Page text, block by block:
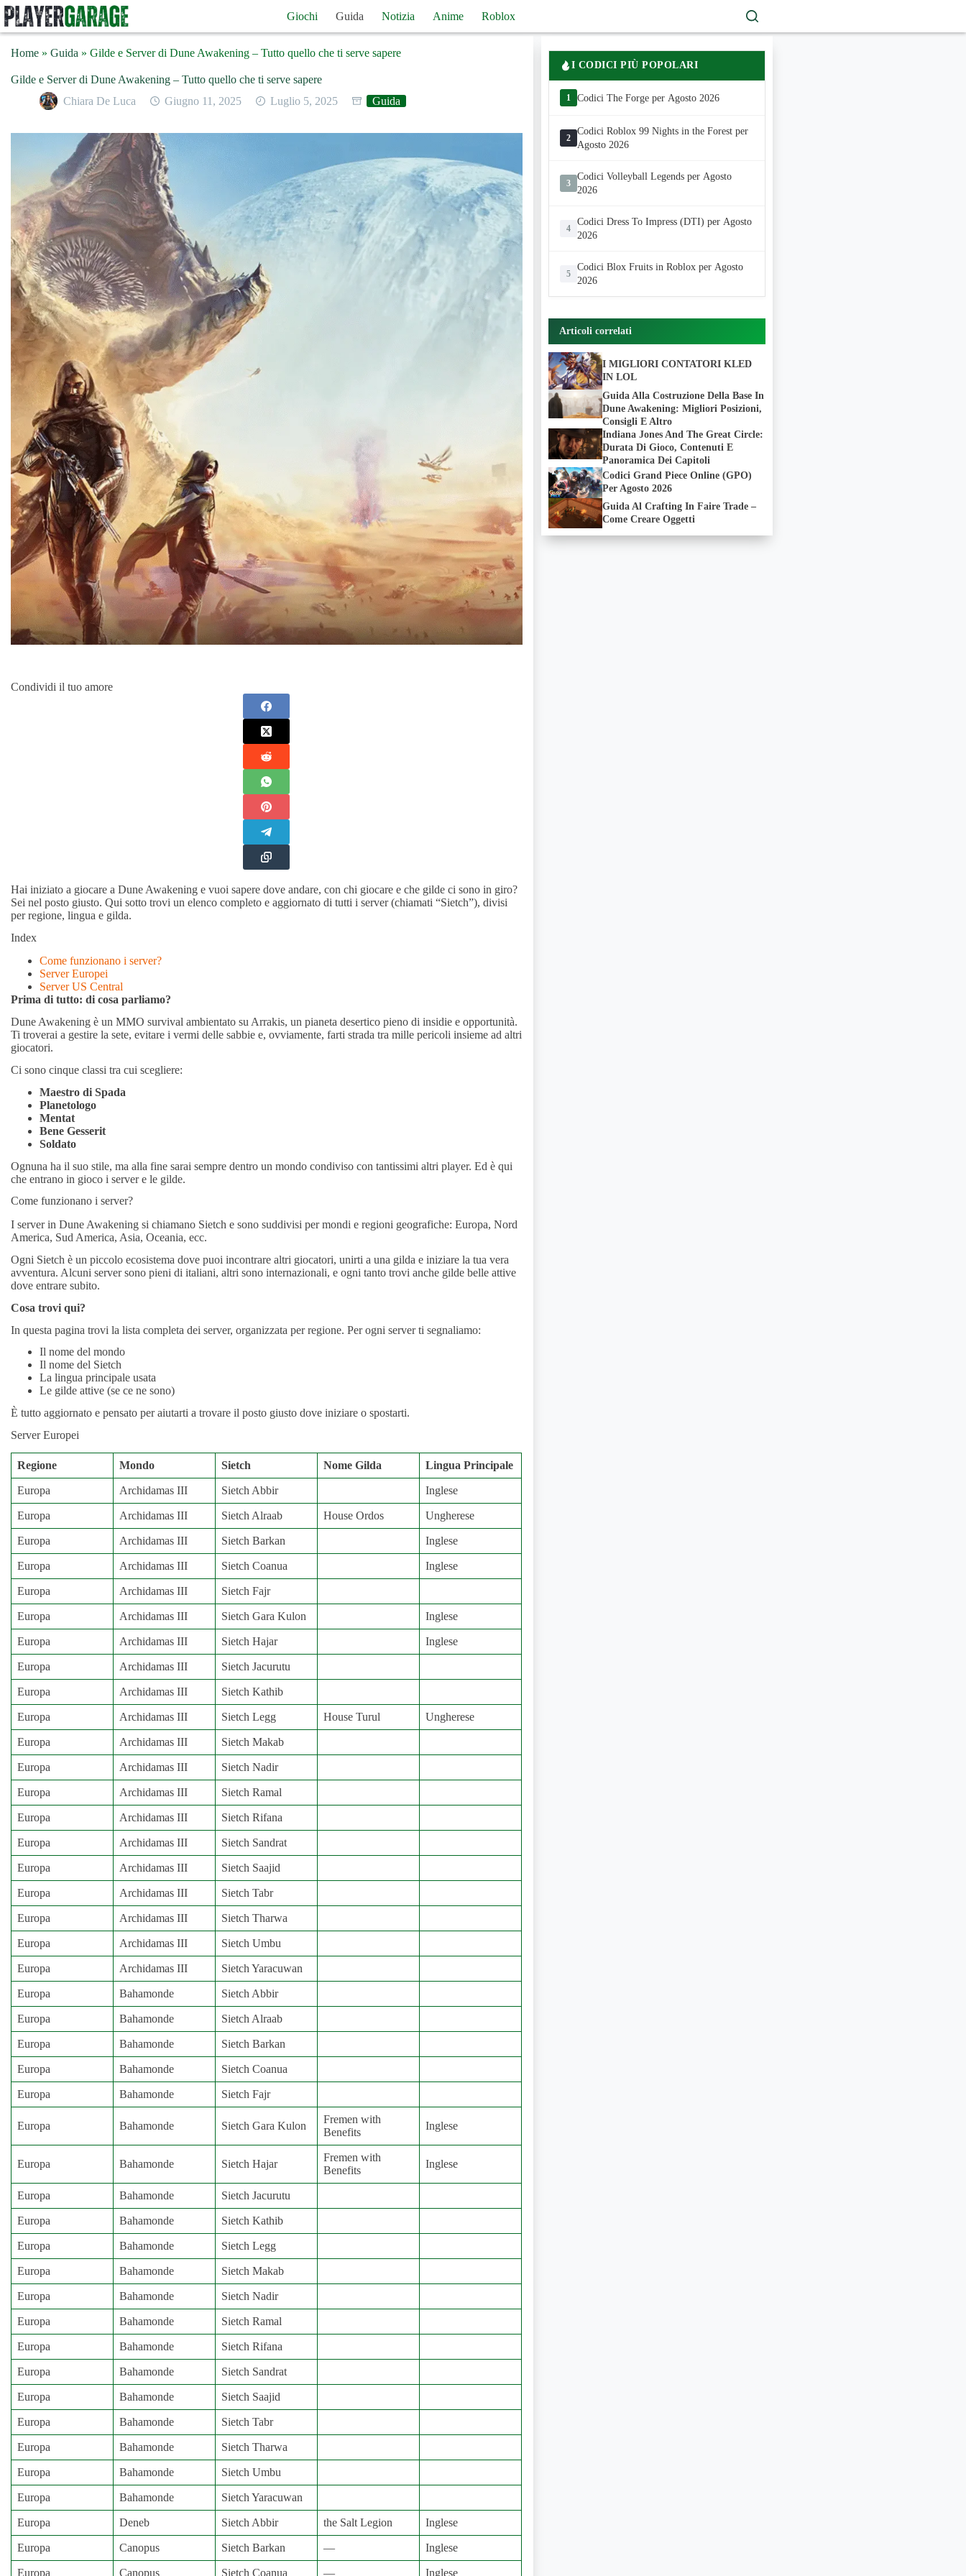
Salta
al
contenuto
Giochi Guida Notizia Anime Roblox
Home » Guida » Gilde e Server di Dune Awakening – Tutto quello che ti serve sapere
Gilde e Server di Dune Awakening – Tutto quello che ti serve sapere
Chiara De Luca
Giugno 11, 2025 Luglio 5, 2025 Guida
Condividi il tuo amore
Hai iniziato a giocare a Dune Awakening e vuoi sapere dove andare, con chi giocare e che gilde ci sono in giro?
Sei nel posto giusto. Qui sotto trovi un elenco completo e aggiornato di tutti i server (chiamati “Sietch”), divisi
per regione, lingua e gilda.
Index
Come funzionano i server?
Server Europei
Server US Central
Prima di tutto: di cosa parliamo?
Dune Awakening è un MMO survival ambientato su Arrakis, un pianeta desertico pieno di insidie e opportunità.
Ti troverai a gestire la sete, evitare i vermi delle sabbie e, ovviamente, farti strada tra mille pericoli insieme ad altri
giocatori.
Ci sono cinque classi tra cui scegliere:
Maestro di Spada
Planetologo
Mentat
Bene Gesserit
Soldato
Ognuna ha il suo stile, ma alla fine sarai sempre dentro un mondo condiviso con tantissimi altri player. Ed è qui
che entrano in gioco i server e le gilde.
Come funzionano i server?
I server in Dune Awakening si chiamano Sietch e sono suddivisi per mondi e regioni geografiche: Europa, Nord
America, Sud America, Asia, Oceania, ecc.
Ogni Sietch è un piccolo ecosistema dove puoi incontrare altri giocatori, unirti a una gilda e iniziare la tua vera
avventura. Alcuni server sono pieni di italiani, altri sono internazionali, e ogni tanto trovi anche gilde belle attive
dove entrare subito.
Cosa trovi qui?
In questa pagina trovi la lista completa dei server, organizzata per regione. Per ogni server ti segnaliamo:
Il nome del mondo
Il nome del Sietch
La lingua principale usata
Le gilde attive (se ce ne sono)
È tutto aggiornato e pensato per aiutarti a trovare il posto giusto dove iniziare o spostarti.
Server Europei
Regione Mondo Sietch Nome Gilda Lingua Principale
Europa Archidamas III Sietch Abbir Inglese
Europa Archidamas III Sietch Alraab House Ordos Ungherese
Europa Archidamas III Sietch Barkan Inglese
Europa Archidamas III Sietch Coanua Inglese
Europa Archidamas III Sietch Fajr
Europa Archidamas III Sietch Gara Kulon Inglese
Europa Archidamas III Sietch Hajar Inglese
Europa Archidamas III Sietch Jacurutu
Europa Archidamas III Sietch Kathib
Europa Archidamas III Sietch Legg House Turul Ungherese
Europa Archidamas III Sietch Makab
Europa Archidamas III Sietch Nadir
Europa Archidamas III Sietch Ramal
Europa Archidamas III Sietch Rifana
Europa Archidamas III Sietch Sandrat
Europa Archidamas III Sietch Saajid
Europa Archidamas III Sietch Tabr
Europa Archidamas III Sietch Tharwa
Europa Archidamas III Sietch Umbu
Europa Archidamas III Sietch Yaracuwan
Europa Bahamonde Sietch Abbir
Europa Bahamonde Sietch Alraab
Europa Bahamonde Sietch Barkan
Europa Bahamonde Sietch Coanua
Europa Bahamonde Sietch Fajr
Europa Bahamonde Sietch Gara Kulon
Fremen with
Benefits
Inglese
Europa Bahamonde Sietch Hajar
Fremen with
Benefits
Inglese
Europa Bahamonde Sietch Jacurutu
Europa Bahamonde Sietch Kathib
Europa Bahamonde Sietch Legg
Europa Bahamonde Sietch Makab
Europa Bahamonde Sietch Nadir
Europa Bahamonde Sietch Ramal
Europa Bahamonde Sietch Rifana
Europa Bahamonde Sietch Sandrat
Europa Bahamonde Sietch Saajid
Europa Bahamonde Sietch Tabr
Europa Bahamonde Sietch Tharwa
Europa Bahamonde Sietch Umbu
Europa Bahamonde Sietch Yaracuwan
Europa Deneb Sietch Abbir the Salt Legion Inglese
Europa Canopus Sietch Barkan — Inglese
Europa Canopus Sietch Coanua — Inglese
I CODICI PIÙ POPOLARI
1 Codici The Forge per Agosto 2026
2
Codici Roblox 99 Nights in the Forest per
Agosto 2026
3
Codici Volleyball Legends per Agosto
2026
4
Codici Dress To Impress (DTI) per Agosto
2026
5
Codici Blox Fruits in Roblox per Agosto
2026
Articoli correlati
I MIGLIORI CONTATORI KLED
IN LOL
Guida Alla Costruzione Della Base In
Dune Awakening: Migliori Posizioni,
Consigli E Altro
Indiana Jones And The Great Circle:
Durata Di Gioco, Contenuti E
Panoramica Dei Capitoli
Codici Grand Piece Online (GPO)
Per Agosto 2026
Guida Al Crafting In Faire Trade –
Come Creare Oggetti